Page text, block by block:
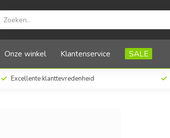
Onze winkel Klantenservice SALE
Excellente klanttevredenheid